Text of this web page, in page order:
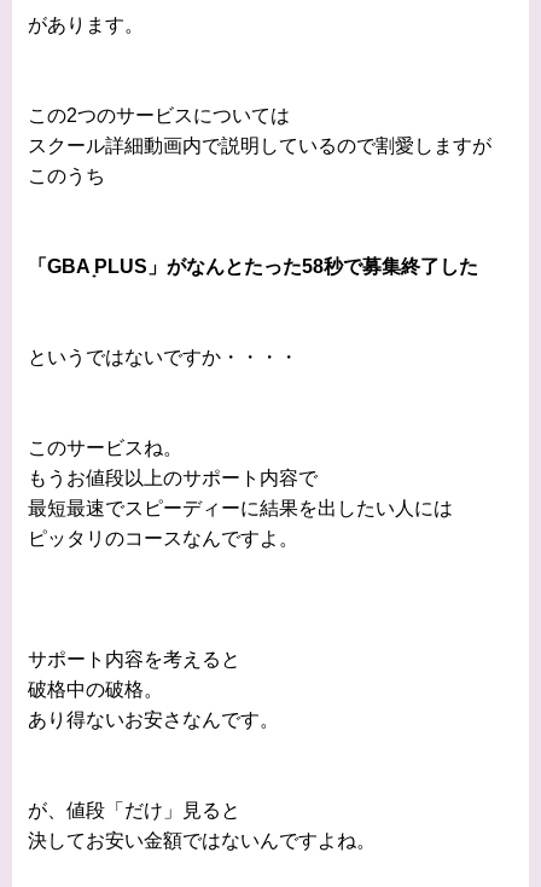
があります。
この2つのサービスについては
スクール詳細動画内で説明しているので割愛しますが
このうち
「GBA ̟PLUS」がなんとたった58秒で募集終了した
というではないですか・・・・
このサービスね。
もうお値段以上のサポート内容で
最短最速でスピーディーに結果を出したい人には
ピッタリのコースなんですよ。
サポート内容を考えると
破格中の破格。
あり得ないお安さなんです。
が、値段「だけ」見ると
決してお安い金額ではないんですよね。